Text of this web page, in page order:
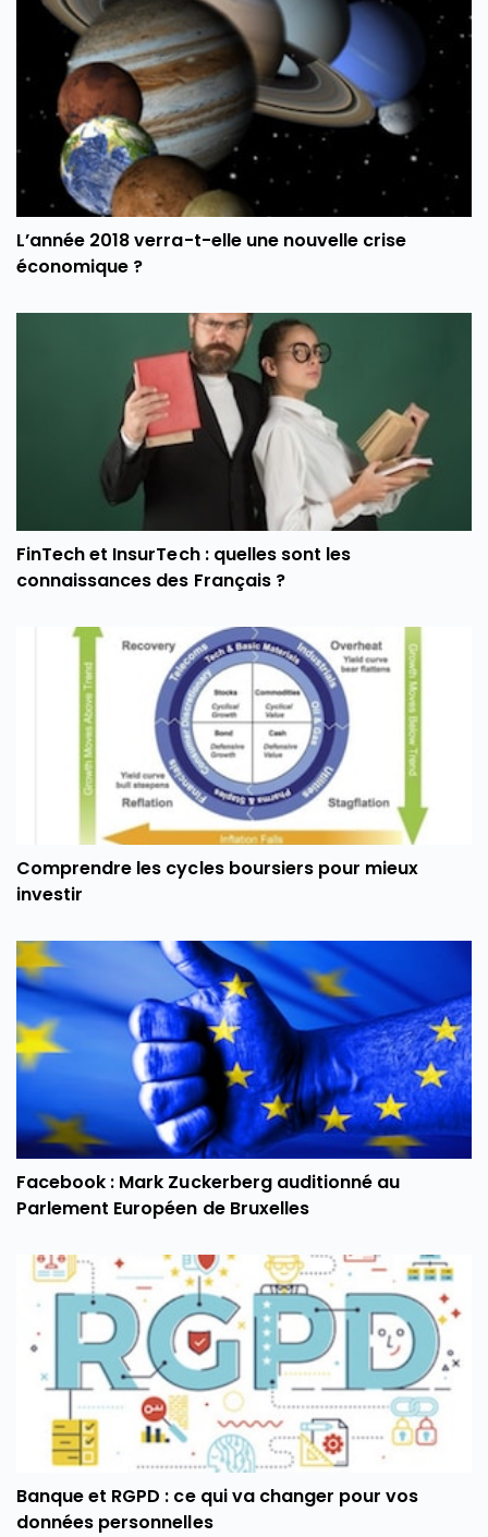
L’année 2018 verra-t-elle une nouvelle crise
économique ?
FinTech et InsurTech : quelles sont les
connaissances des Français ?
Comprendre les cycles boursiers pour mieux
investir
Facebook : Mark Zuckerberg auditionné au
Parlement Européen de Bruxelles
Banque et RGPD : ce qui va changer pour vos
données personnelles